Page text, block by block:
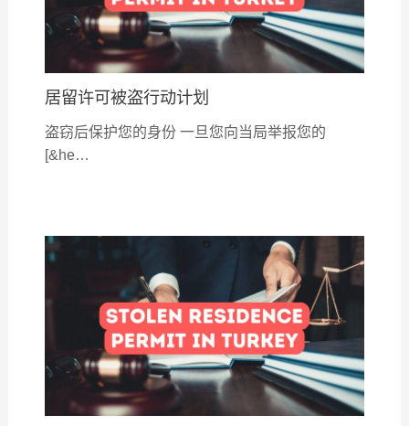
居留许可被盗行动计划
盗窃后保护您的身份 一旦您向当局举报您的
[&he…